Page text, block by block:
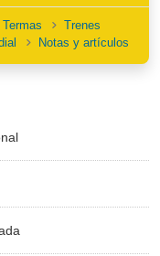
Termas
Trenes
Notas y artículos